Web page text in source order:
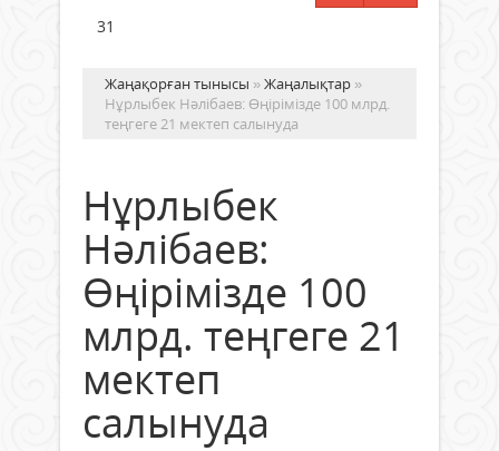
31
Жаңақорған тынысы »Жаңалықтар »
Нұрлыбек Нәлібаев: Өңірімізде 100 млрд.
теңгеге 21 мектеп салынуда
Нұрлыбек
Нәлібаев:
Өңірімізде 100
млрд. теңгеге 21
мектеп
салынуда